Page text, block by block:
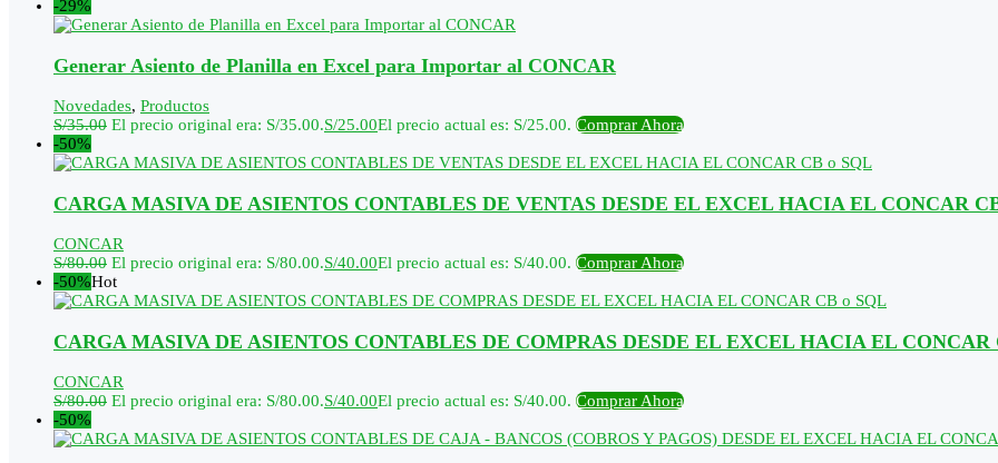
-29%
Generar Asiento de Planilla en Excel para Importar al CONCAR
Novedades, Productos
S/35.00 El precio original era: S/35.00.S/25.00El precio actual es: S/25.00. Comprar Ahora
-50%
CARGA MASIVA DE ASIENTOS CONTABLES DE VENTAS DESDE EL EXCEL HACIA EL CONCAR
CONCAR
S/80.00 El precio original era: S/80.00.S/40.00El precio actual es: S/40.00. Comprar Ahora
-50%Hot
CARGA MASIVA DE ASIENTOS CONTABLES DE COMPRAS DESDE EL EXCEL HACIA EL CONCAR
CONCAR
S/80.00 El precio original era: S/80.00.S/40.00El precio actual es: S/40.00. Comprar Ahora
-50%